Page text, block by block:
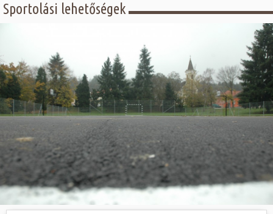
Látnivalók
Gasztronómia
Szállás
Sport
Szabadidő
Hasznos
Sportolási lehetőségek